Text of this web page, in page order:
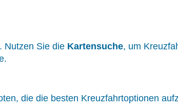
Nutzen Sie die Kartensuche, um
die die besten Kreuzfahrtoptionen